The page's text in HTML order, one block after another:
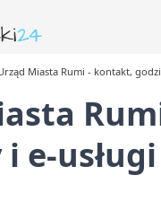
Miasta Rumi - kontakt,
e-usługi